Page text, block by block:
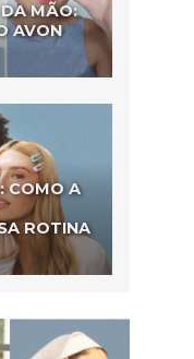
MÃO:
AVON
COMO A
ROTINA